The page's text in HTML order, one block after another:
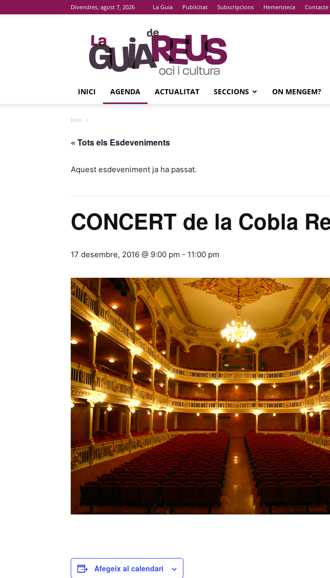
Divendres, agost 7, 2026 La Guia Publicitat Subscripcions Hemeroteca Contacte
La
Guia
De
Reus
INICI AGENDA ACTUALITAT SECCIONS ON MENGEM?
Inici
« Tots els Esdeveniments
Aquest esdeveniment ja ha passat.
CONCERT de la Cobla
17 desembre, 2016 @ 9:00 pm - 11:00 pm
Afegeix al calendari